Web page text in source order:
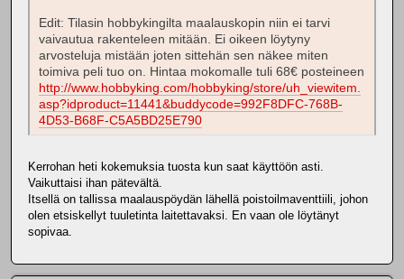
Edit: Tilasin hobbykingilta maalauskopin niin ei tarvi
vaivautua rakenteleen mitään. Ei oikeen löytyny
arvosteluja mistään joten sittehän sen näkee miten
toimiva peli tuo on. Hintaa mokomalle tuli 68€ posteineen
http://www.hobbyking.com/hobbyking/store/uh_viewitem.
asp?idproduct=11441&buddycode=992F8DFC-768B-
4D53-B68F-C5A5BD25E790
Kerrohan heti kokemuksia tuosta kun saat käyttöön asti.
Vaikuttaisi ihan pätevältä.
Itsellä on tallissa maalauspöydän lähellä poistoilmaventtiili, johon
olen etsiskellyt tuuletinta laitettavaksi. En vaan ole löytänyt
sopivaa.